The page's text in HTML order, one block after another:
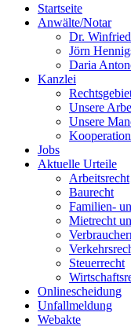
Startseite
Anwälte/Notar
Dr.
Jörn
Daria
Kanzlei
Unsere
Unsere
Jobs
Aktuelle Urteile
Arbeitsrecht
Baurecht
Familien-
Mietrecht
Steuerrecht
Onlinescheidung
Unfallmeldung
Webakte